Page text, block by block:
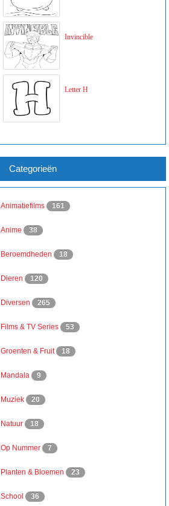
Invincible
Letter H
Categorieën
Animatiefilms 161
Anime 38
Beroemdheden 18
Dieren 120
Diversen 265
Films & TV Series 53
Groenten & Fruit 18
Mandala 9
Muziek 20
Natuur 18
Op Nummer 7
Planten & Bloemen 23
School 36